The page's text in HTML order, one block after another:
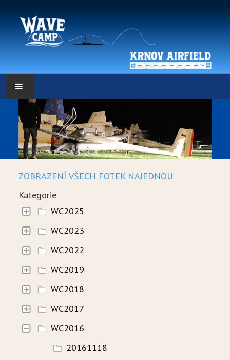
HLAVNÍ STRÁNKA
POČASÍ
POČASÍ - DATA
WEBKAMERY
LOW RES METEO
SELF BRIEFING
HISTORIE
WAVECAMP 2024
WAVECAMP 2023
ZOBRAZENÍ VŠECH FOTEK NAJEDNOU
Kategorie
WC2025
WC2023
WC2022
WC2019
WC2018
WC2017
WC2016
20161118